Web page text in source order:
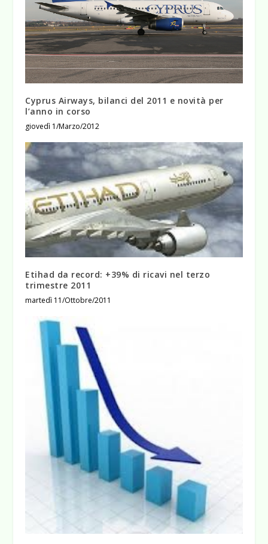
Cyprus Airways, bilanci del 2011 e novità per
l’anno in corso
giovedì 1/Marzo/2012
Etihad da record: +39% di ricavi nel terzo
trimestre 2011
martedì 11/Ottobre/2011